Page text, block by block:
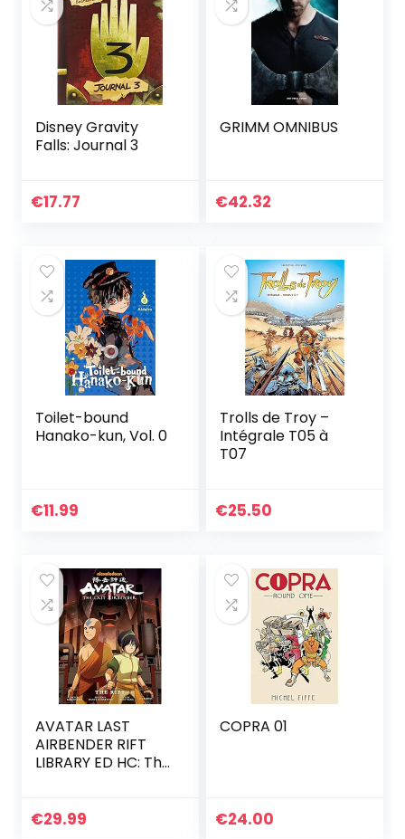
Disney Gravity
Falls: Journal 3
€17.77
GRIMM OMNIBUS
€42.32
Toilet-bound
Hanako-kun, Vol. 0
€11.99
Trolls de Troy –
Intégrale T05 à
T07
€25.50
AVATAR LAST
AIRBENDER RIFT
LIBRARY ED HC: The
€29.99
COPRA 01
€24.00